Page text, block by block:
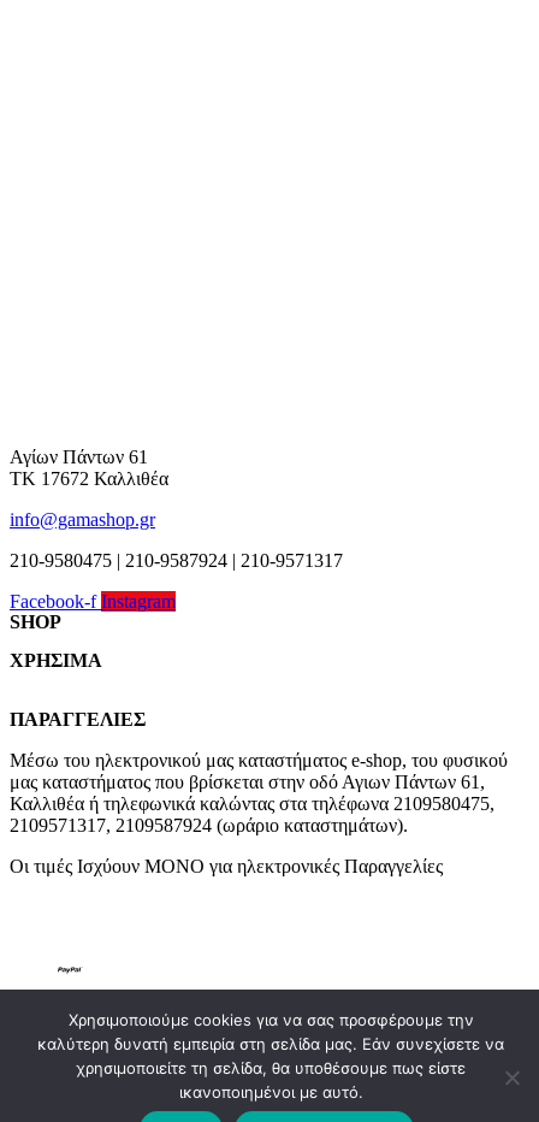
Αγίων Πάντων 61
ΤΚ 17672 Καλλιθέα
info@gamashop.gr
210-9580475 | 210-9587924 | 210-9571317
Facebook-f Instagram
SHOP
Χαλιά
Κουρτινόξυλα
Γκαζόν
Δάπεδα
Τοίχος
ΧΡΗΣΙΜΑ
Τρόποι & Έξοδα Αποστολής
Επιστροφές
Οροι και Προϋποθέσεις Χρήσης
Προστασία Απορρήτου
ΠΑΡΑΓΓΕΛΙΕΣ
Μέσω του ηλεκτρονικού μας καταστήματος e-shop, του φυσικού
μας καταστήματος που βρίσκεται στην οδό Αγιων Πάντων 61,
Καλλιθέα ή τηλεφωνικά καλώντας στα τηλέφωνα 2109580475,
2109571317, 2109587924 (ωράριο καταστημάτων).
Οι τιμές Ισχύουν ΜΟΝΟ για ηλεκτρονικές Παραγγελίες
© GamaShop. All rights reserved. Designed byAtalosWeb 2025
SHOPPING BAG0
Χρησιμοποιούμε cookies για να σας προσφέρουμε την
καλύτερη δυνατή εμπειρία στη σελίδα μας. Εάν συνεχίσετε να
χρησιμοποιείτε τη σελίδα, θα υποθέσουμε πως είστε
ικανοποιημένοι με αυτό.